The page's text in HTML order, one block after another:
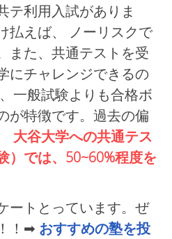
テ利用入試がありま
払えば、 ノーリスクで
また、共通テストを受
にチャレンジできるの
一般試験よりも合格ボ
が特徴です。過去の偏
大谷大学への共通テス
）では、50~60%程度を
ートとっています。ぜ
！➡ おすすめの塾を投